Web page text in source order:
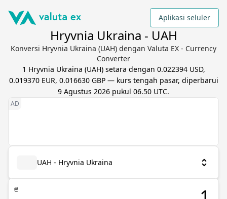
Aplikasi seluler
Hryvnia Ukraina - UAH
Konversi Hryvnia Ukraina (UAH) dengan Valuta EX - Currency
Converter
1 Hryvnia Ukraina (UAH) setara dengan 0.022394 USD,
0.019370 EUR, 0.016630 GBP— kurs tengah pasar, diperbarui
9 Agustus 2026 pukul 06.50 UTC.
UAH - Hryvnia Ukraina
₴